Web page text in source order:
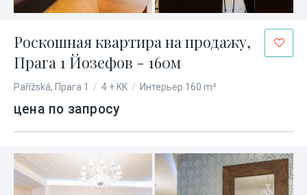
Роскошная квартира на продажу,
Прага 1 Йозефов - 160м
Pařížská, Прага 1 / 4 + KK / Интерьер 160 m²
цена по запросу